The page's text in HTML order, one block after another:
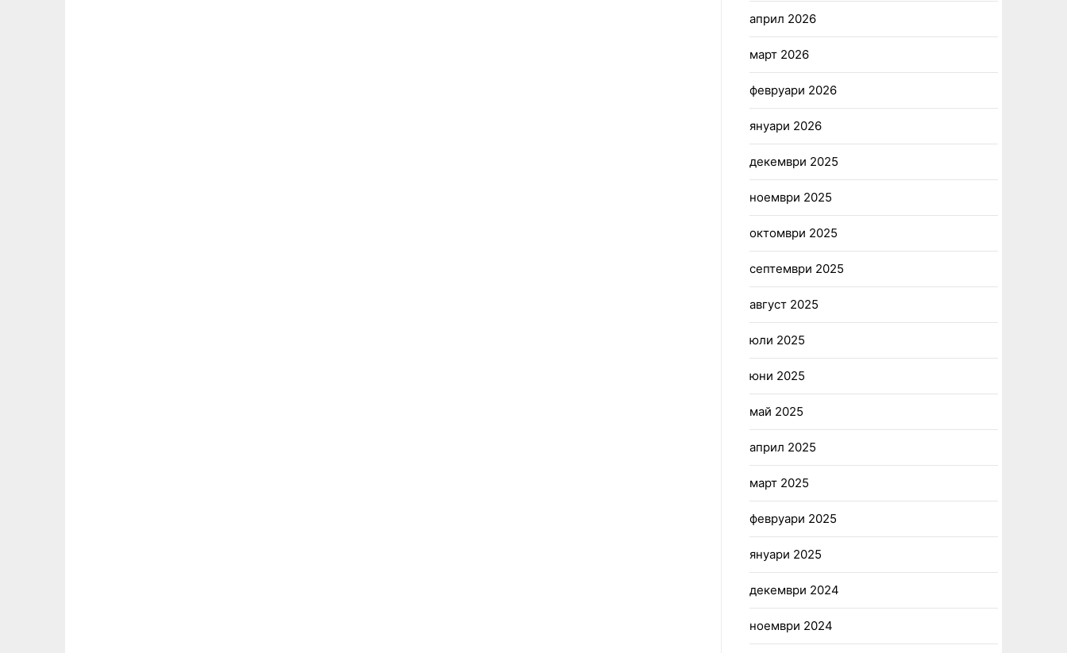
април 2026
март 2026
февруари 2026
януари 2026
декември 2025
ноември 2025
октомври 2025
септември 2025
август 2025
юли 2025
юни 2025
май 2025
април 2025
март 2025
февруари 2025
януари 2025
декември 2024
ноември 2024